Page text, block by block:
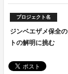
プロジェクト名
ジンベエザメ保全
トの解明に挑む